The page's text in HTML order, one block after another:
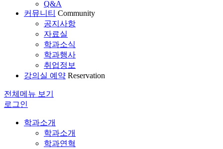
Q&A
커뮤니티 Community
공지사항
자료실
학과소식
학과행사
취업정보
강의실 예약 Reservation
전체메뉴 보기
로그인
학과소개
학과소개
학과연혁